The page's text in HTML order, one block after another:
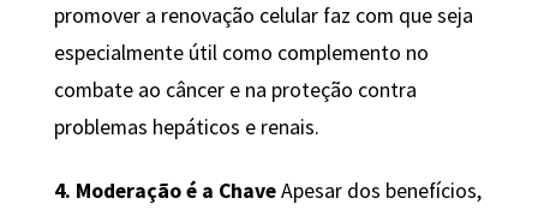
promover a renovação celular faz com que seja
especialmente útil como complemento no
combate ao câncer e na proteção contra
problemas hepáticos e renais.
4. Moderação é a ChaveApesar dos benefícios,